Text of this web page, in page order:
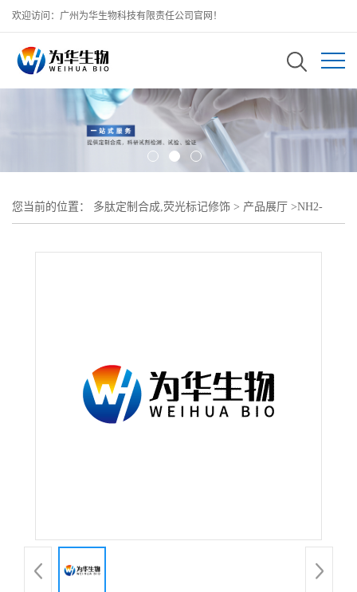
欢迎访问：广州为华生物科技有限责任公司官网！
您当前的位置： 多肽定制合成,荧光标记修饰 > 产品展厅 >NH2-